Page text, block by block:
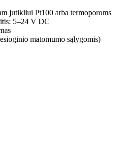
jutikliui Pt100 arba termoporoms
5–24 V DC
matomumo sąlygomis)